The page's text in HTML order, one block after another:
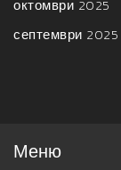
октомври 2025
септември 2025
Меню